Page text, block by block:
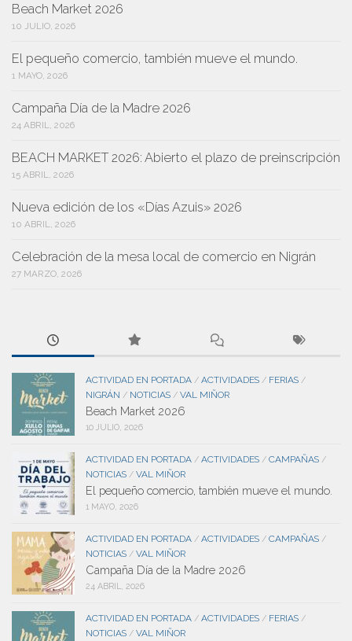
Beach Market 2026
10 JULIO, 2026
El pequeño comercio, también mueve el mundo.
1 MAYO, 2026
Campaña Día de la Madre 2026
24 ABRIL, 2026
BEACH MARKET 2026: Abierto el plazo de preinscripción
15 ABRIL, 2026
Nueva edición de los «Días Azuis» 2026
10 ABRIL, 2026
Celebración de la mesa local de comercio en Nigrán
27 MARZO, 2026
ACTIVIDAD EN PORTADA / ACTIVIDADES / FERIAS /
NIGRÁN / NOTICIAS / VAL MIÑOR
Beach Market 2026
10 JULIO, 2026
ACTIVIDAD EN PORTADA / ACTIVIDADES / CAMPAÑAS /
NOTICIAS / VAL MIÑOR
El pequeño comercio, también mueve el mundo.
1 MAYO, 2026
ACTIVIDAD EN PORTADA / ACTIVIDADES / CAMPAÑAS /
NOTICIAS / VAL MIÑOR
Campaña Día de la Madre 2026
24 ABRIL, 2026
ACTIVIDAD EN PORTADA / ACTIVIDADES / FERIAS /
NOTICIAS / VAL MIÑOR